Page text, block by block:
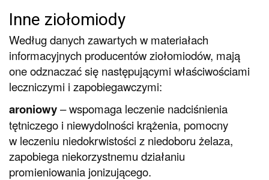
Inne ziołomiody
Według danych zawartych w materiałach
informacyjnych producentów ziołomiodów, mają
one odznaczać się następującymi właściwościami
leczniczymi i zapobiegawczymi:
aroniowy– wspomaga leczenie nadciśnienia
tętniczego i niewydolności krążenia, pomocny
w leczeniu niedokrwistości z niedoboru żelaza,
zapobiega niekorzystnemu działaniu
promieniowania jonizującego.